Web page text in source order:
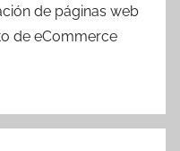
de páginas web
de eCommerce